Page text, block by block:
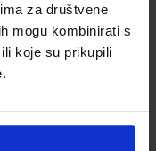
za društvene
mogu kombinirati s
koje su prikupili